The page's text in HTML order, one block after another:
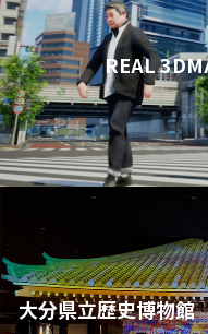
REAL
大分県立歴史博物